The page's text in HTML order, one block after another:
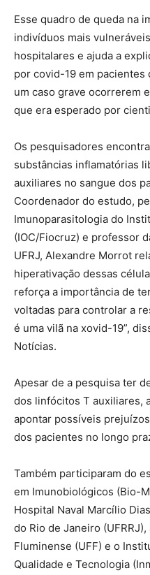
Esse quadro de queda na
indivíduos mais
hospitalares e ajuda a
por covid-19 em pacientes
um caso grave ocorrerem
que era esperado por
Os pesquisadores
substâncias inflamatórias
auxiliares no sangue dos
Coordenador do estudo,
Imunoparasitologia do
(IOC/Fiocruz) e professor
UFRJ, Alexandre Morrot
hiperativação dessas
reforça a importância de
voltadas para controlar a
é uma vilã na xovid-19”,
Notícias.
Apesar de a pesquisa ter
dos linfócitos T auxiliares,
apontar possíveis
dos pacientes no longo
Também participaram do
em Imunobiológicos (Bio-
Hospital Naval Marcílio
do Rio de Janeiro
Fluminense (UFF) e o
Qualidade e Tecnologia